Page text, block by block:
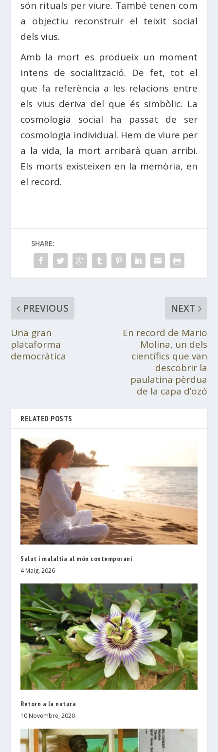
són rituals per viure. També tenen com
a objectiu reconstruir el teixit social
dels vius.
Amb la mort es produeix un moment
intens de socialització. De fet, tot el
que fa referència a les relacions entre
els vius deriva del que és simbòlic. La
cosmologia social ha passat de ser
cosmologia individual. Hem de viure per
a la vida, la mort arribarà quan arribi.
Els morts existeixen en la memòria, en
el record.
SHARE:
PREVIOUS
Una gran
plataforma
democràtica
NEXT
En record de Mario
Molina, un dels
científics que van
descobrir la
paulatina pèrdua
de la capa d’ozó
RELATED POSTS
Salut i malaltia al món contemporani
4 Maig, 2026
Retorn a la natura
10 Novembre, 2020